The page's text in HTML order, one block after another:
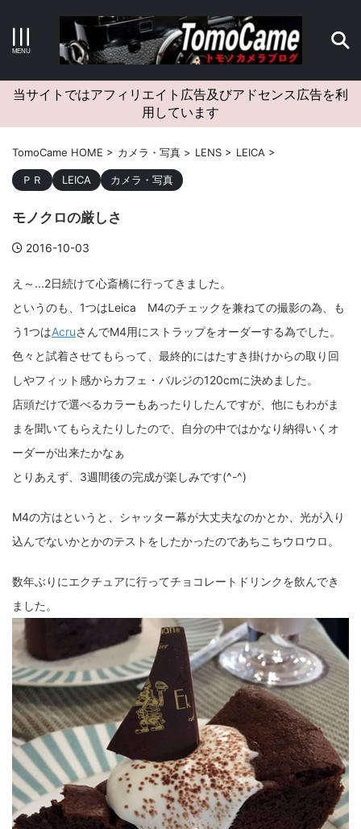
キーワードで検索する
カテゴリー
アーカイブ
タグクラウド
Canon craft EM5II EOS Kiss X4 EOS R10
game hobby info iPad
iPhone K-1 Leica LENS LUMIX G100
M(Typ240) minolta MX nikki
OLYMPUS om-1 II OM-3 om-5 II omsystem
osmo osmo action3 panasonic pc
PEN E-P7 PENTAX photo Pocket 3 PS5
psobb ricoh SIGMA SONY sound
TAMRON TG-6 THETA VILTROX X-T2
X100F X half Xiaomi Pad 6 Xperia1VI Z-1
Z5 Z6II Z9 Z30 Z50II Zfc
ZV-1 II α1 II α7CR α6700 フィルムカメラ
フォクトレンダー ライカIIf ライカM4 ライカM10
ライカM10-R ライカX2 ローライ35
当サイトではアフィリエイト広告及びアドセンス広告を利
用しています
TomoCame HOME > カメラ・写真 > LENS > LEICA >
ＰＲ LEICA カメラ・写真
モノクロの厳しさ
2016-10-03
え～...2日続けて心斎橋に行ってきました。
というのも、1つはLeica M4のチェックを兼ねての撮影の為、も
う1つはAcruさんでM4用にストラップをオーダーする為でした。
色々と試着させてもらって、最終的にはたすき掛けからの取り回
しやフィット感からカフェ・バルジの120cmに決めました。
店頭だけで選べるカラーもあったりしたんですが、他にもわがま
まを聞いてもらえたりしたので、自分の中ではかなり納得いくオ
ーダーが出来たかなぁ
とりあえず、3週間後の完成が楽しみです(^-^)
M4の方はというと、シャッター幕が大丈夫なのかとか、光が入り
込んでないかとかのテストをしたかったのであちこちウロウロ。
数年ぶりにエクチュアに行ってチョコレートドリンクを飲んでき
ました。